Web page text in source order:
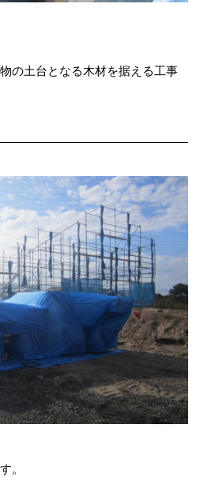
の土台となる木材を据える工事
。